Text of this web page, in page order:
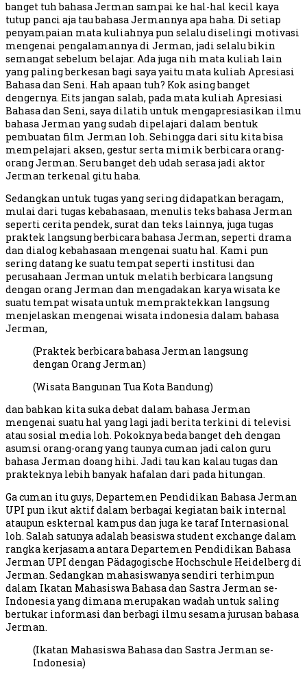
banget tuh bahasa Jerman sampai ke hal-hal kecil kaya
tutup panci aja tau bahasa Jermannya apa haha. Di setiap
penyampaian mata kuliahnya pun selalu diselingi motivasi
mengenai pengalamannya di Jerman, jadi selalu bikin
semangat sebelum belajar. Ada juga nih mata kuliah lain
yang paling berkesan bagi saya yaitu mata kuliah Apresiasi
Bahasa dan Seni. Hah apaan tuh? Kok asing banget
dengernya. Eits jangan salah, pada mata kuliah Apresiasi
Bahasa dan Seni, saya dilatih untuk mengapresiasikan ilmu
bahasa Jerman yang sudah dipelajari dalam bentuk
pembuatan film Jerman loh. Sehingga dari situ kita bisa
mempelajari aksen, gestur serta mimik berbicara orang-
orang Jerman. Seru banget deh udah serasa jadi aktor
Jerman terkenal gitu haha.
Sedangkan untuk tugas yang sering didapatkan beragam,
mulai dari tugas kebahasaan, menulis teks bahasa Jerman
seperti cerita pendek, surat dan teks lainnya, juga tugas
praktek langsung berbicara bahasa Jerman, seperti drama
dan dialog kebahasaan mengenai suatu hal. Kami pun
sering datang ke suatu tempat seperti institusi dan
perusahaan Jerman untuk melatih berbicara langsung
dengan orang Jerman dan mengadakan karya wisata ke
suatu tempat wisata untuk mempraktekkan langsung
menjelaskan mengenai wisata indonesia dalam bahasa
Jerman,
(Praktek berbicara bahasa Jerman langsung
dengan Orang Jerman)
(Wisata Bangunan Tua Kota Bandung)
dan bahkan kita suka debat dalam bahasa Jerman
mengenai suatu hal yang lagi jadi berita terkini di televisi
atau sosial media loh. Pokoknya beda banget deh dengan
asumsi orang-orang yang taunya cuman jadi calon guru
bahasa Jerman doang hihi. Jadi tau kan kalau tugas dan
prakteknya lebih banyak hafalan dari pada hitungan.
Ga cuman itu guys, Departemen Pendidikan Bahasa Jerman
UPI pun ikut aktif dalam berbagai kegiatan baik internal
ataupun eskternal kampus dan juga ke taraf Internasional
loh. Salah satunya adalah beasiswa student exchange dalam
rangka kerjasama antara Departemen Pendidikan Bahasa
Jerman UPI dengan Pädagogische Hochschule Heidelberg di
Jerman. Sedangkan mahasiswanya sendiri terhimpun
dalam Ikatan Mahasiswa Bahasa dan Sastra Jerman se-
Indonesia yang dimana merupakan wadah untuk saling
bertukar informasi dan berbagi ilmu sesama jurusan bahasa
Jerman.
(Ikatan Mahasiswa Bahasa dan Sastra Jerman se-
Indonesia)